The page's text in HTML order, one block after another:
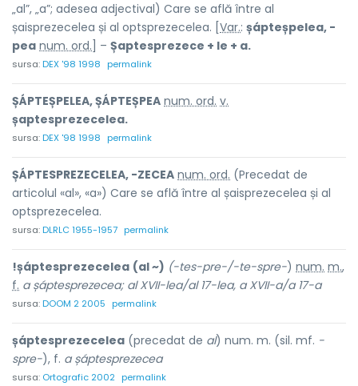
„al”, „a”; adesea adjectival) Care se află între al
șaisprezecelea și al optsprezecelea. [ Var.: șápteșpelea, -
pea num. ord. ] – Șaptesprezece + le + a.
sursa:DEX '98 1998 permalink
ȘÁPTEȘPELEA, ȘÁPTEȘPEA num. ord. v.
șaptesprezecelea.
sursa:DEX '98 1998 permalink
ȘÁPTESPREZECELEA, -ZECEA num. ord. (Precedat de
articolul «al», «a») Care se află între al șaisprezecelea și al
optsprezecelea.
sursa:DLRLC 1955-1957 permalink
!șáptesprezecelea (al ~) (-tes-pre-/-te-spre-) num. m.,
f. a șáptesprezecea; al XVII-lea/al 17-lea, a XVII-a/a 17-a
sursa:DOOM 2 2005 permalink
șáptesprezecelea (precedat de al) num. m. (sil. mf. -
spre-), f. a șáptesprezecea
sursa: Ortografic 2002 permalink